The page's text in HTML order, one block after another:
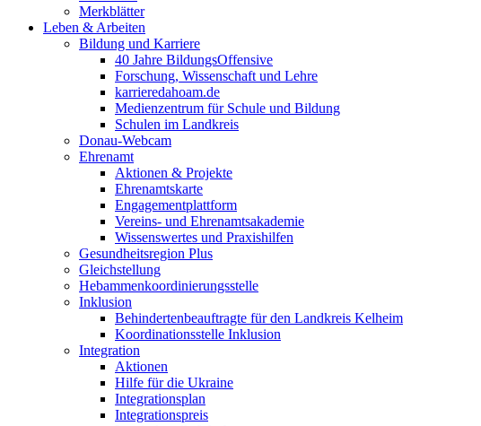
Merkblätter
Leben & Arbeiten
Bildung und Karriere
40 Jahre BildungsOffensive
Forschung, Wissenschaft und Lehre
karrieredahoam.de
Medienzentrum für Schule und Bildung
Schulen im Landkreis
Donau-Webcam
Ehrenamt
Aktionen & Projekte
Ehrenamtskarte
Engagementplattform
Vereins- und Ehrenamtsakademie
Wissenswertes und Praxishilfen
Gesundheitsregion Plus
Gleichstellung
Hebammenkoordinierungsstelle
Inklusion
Behindertenbeauftragte für den Landkreis Kelheim
Koordinationsstelle Inklusion
Integration
Aktionen
Hilfe für die Ukraine
Integrationsplan
Integrationspreis